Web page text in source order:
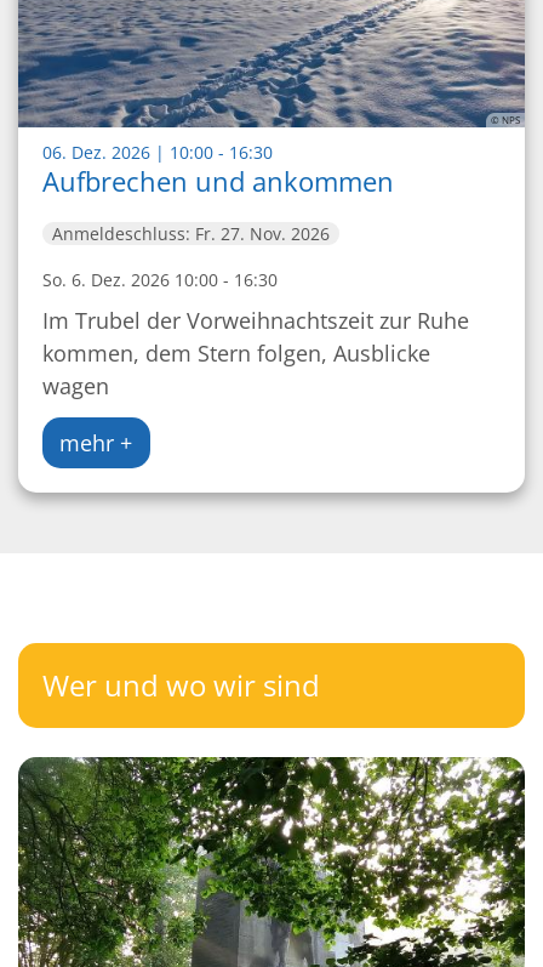
© NPS
06. Dez. 2026 | 10:00 - 16:30:
Aufbrechen und ankommen
Anmeldeschluss: Fr. 27. Nov. 2026
So. 6. Dez. 2026 10:00 - 16:30
Im Trubel der Vorweihnachtszeit zur Ruhe
kommen, dem Stern folgen, Ausblicke
wagen
mehr +
Wer und wo wir sind